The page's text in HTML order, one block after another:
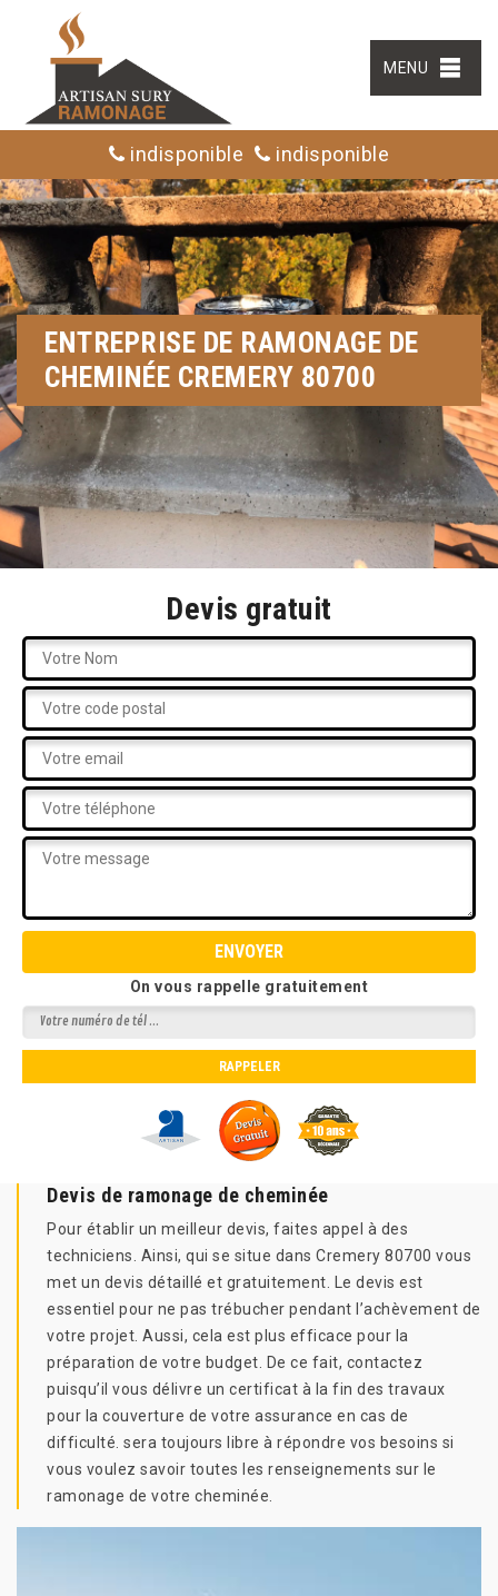
MENU
indisponible indisponible
ENTREPRISE DE RAMONAGE DE
CHEMINÉE CREMERY 80700
Devis gratuit
On vous rappelle gratuitement
Devis de ramonage de cheminée
Pour établir un meilleur devis, faites appel à des
techniciens. Ainsi, qui se situe dans Cremery 80700 vous
met un devis détaillé et gratuitement. Le devis est
essentiel pour ne pas trébucher pendant l’achèvement de
votre projet. Aussi, cela est plus efficace pour la
préparation de votre budget. De ce fait, contactez
puisqu’il vous délivre un certificat à la fin des travaux
pour la couverture de votre assurance en cas de
difficulté. sera toujours libre à répondre vos besoins si
vous voulez savoir toutes les renseignements sur le
ramonage de votre cheminée.